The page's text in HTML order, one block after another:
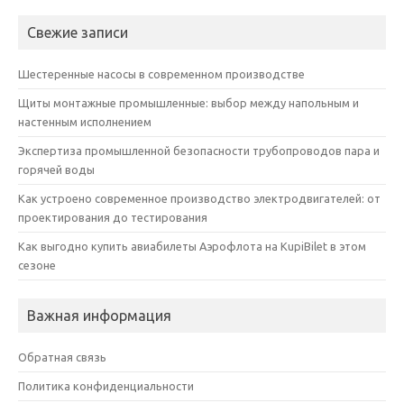
Свежие записи
Шестеренные насосы в современном производстве
Щиты монтажные промышленные: выбор между напольным и
настенным исполнением
Экспертиза промышленной безопасности трубопроводов пара и
горячей воды
Как устроено современное производство электродвигателей: от
проектирования до тестирования
Как выгодно купить авиабилеты Аэрофлота на KupiBilet в этом
сезоне
Важная информация
Обратная связь
Политика конфиденциальности